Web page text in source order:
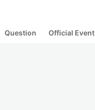
Question Official Event